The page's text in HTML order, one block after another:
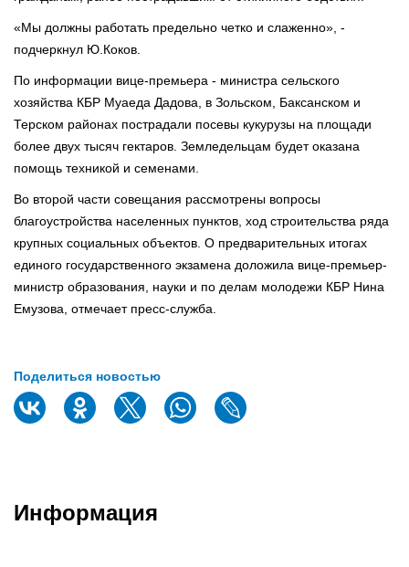
«Мы должны работать предельно четко и слаженно», -
подчеркнул Ю.Коков.
По информации вице-премьера - министра сельского
хозяйства КБР Муаеда Дадова, в Зольском, Баксанском и
Терском районах пострадали посевы кукурузы на площади
более двух тысяч гектаров. Земледельцам будет оказана
помощь техникой и семенами.
Во второй части совещания рассмотрены вопросы
благоустройства населенных пунктов, ход строительства ряда
крупных социальных объектов. О предварительных итогах
единого государственного экзамена доложила вице-премьер-
министр образования, науки и по делам молодежи КБР Нина
Емузова, отмечает пресс-служба.
Поделиться новостью
Информация